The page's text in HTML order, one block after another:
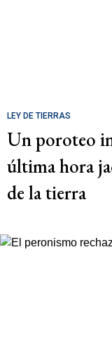
LEY DE TIERRAS
Un poroteo
última hora
de la tierra